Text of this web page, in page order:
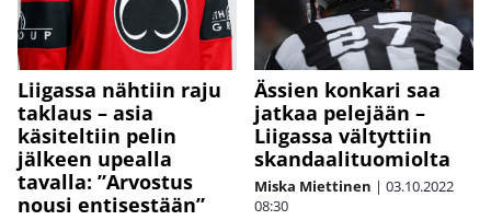
Liigassa nähtiin raju
taklaus – asia
käsiteltiin pelin
jälkeen upealla
tavalla: ”Arvostus
nousi entisestään”
Ässien konkari saa
jatkaa pelejään –
Liigassa vältyttiin
skandaalituomiolta
Miska Miettinen | 03.10.2022
08:30